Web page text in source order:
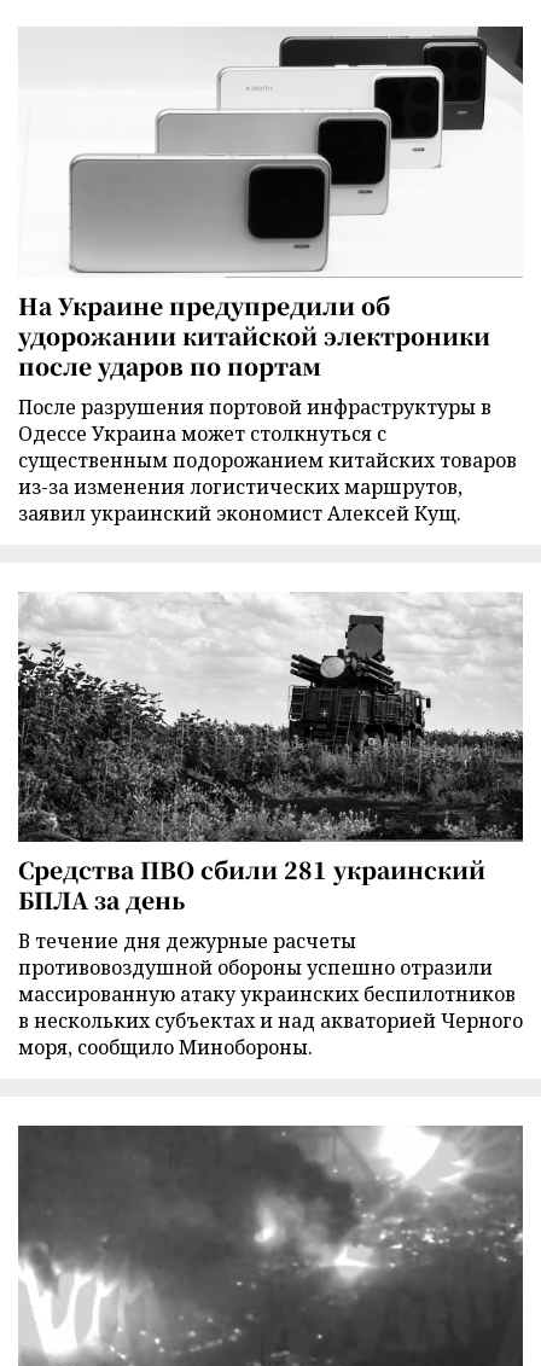
На Украине предупредили об
удорожании китайской электроники
после ударов по портам
После разрушения портовой инфраструктуры в
Одессе Украина может столкнуться с
существенным подорожанием китайских товаров
из-за изменения логистических маршрутов,
заявил украинский экономист Алексей Кущ.
Средства ПВО сбили 281 украинский
БПЛА за день
В течение дня дежурные расчеты
противовоздушной обороны успешно отразили
массированную атаку украинских беспилотников
в нескольких субъектах и над акваторией Черного
моря, сообщило Минобороны.